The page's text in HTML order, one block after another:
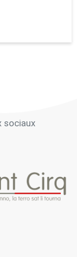
sociaux